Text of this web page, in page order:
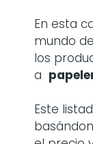
En esta
mundo
los
a
Este